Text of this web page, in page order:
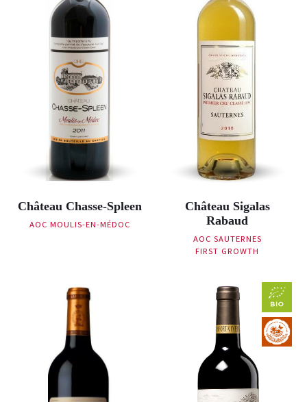
PREMIÈRES CÔTES DE BORDEAUX
SAINT-ESTÈPHE(9)
SAINT JULIEN(5)
Château Chasse-Spleen
AOC MOULIS-EN-MÉDOC
Château Sigalas
Rabaud
AOC SAUTERNES
FIRST GROWTH